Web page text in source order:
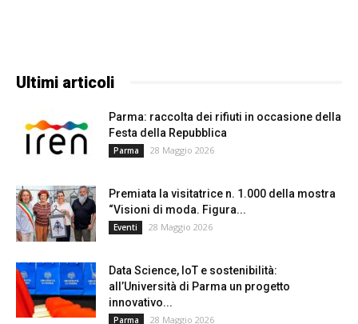
Ultimi articoli
Parma: raccolta dei rifiuti in occasione della
Festa della Repubblica
Parma 28 Maggio 2026
Premiata la visitatrice n. 1.000 della mostra
“Visioni di moda. Figura...
Eventi 28 Maggio 2026
Data Science, IoT e sostenibilità:
all’Università di Parma un progetto
innovativo...
Parma 28 Maggio 2026